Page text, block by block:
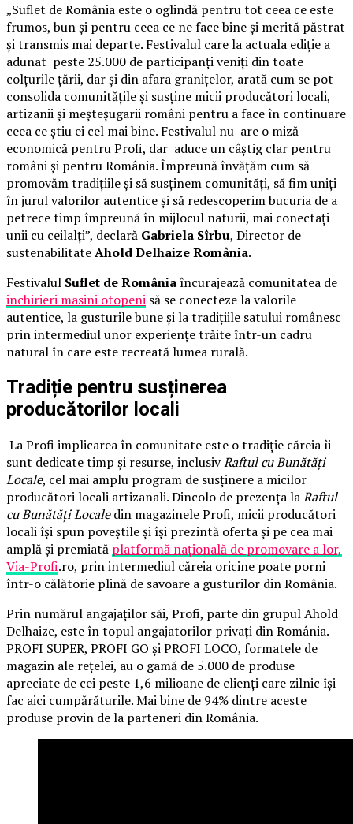
„Suflet de România este o oglindă pentru tot ceea ce este
frumos, bun și pentru ceea ce ne face bine și merită păstrat
și transmis mai departe. Festivalul care la actuala ediție a
adunat peste 25.000 de participanți veniți din toate
colțurile țării, dar și din afara granițelor, arată cum se pot
consolida comunitățile și susține micii producători locali,
artizanii și meșteșugarii români pentru a face în continuare
ceea ce știu ei cel mai bine. Festivalul nu are o miză
economică pentru Profi, dar aduce un câștig clar pentru
români și pentru România. Împreună învățăm cum să
promovăm tradițiile și să susținem comunități, să fim uniți
în jurul valorilor autentice și să redescoperim bucuria de a
petrece timp împreună în mijlocul naturii, mai conectați
unii cu ceilalți”, declară Gabriela Sîrbu, Director de
sustenabilitateAhold Delhaize România.
Festivalul Suflet de Româniaîncurajează comunitatea de
inchirieri masini otopeni să se conecteze la valorile
autentice, la gusturile bune și la tradițiile satului românesc
prin intermediul unor experiențe trăite într-un cadru
natural în care este recreată lumea rurală.
Tradiție pentru susținerea
producătorilor locali
La Profi implicarea în comunitate este o tradiție căreia îi
sunt dedicate timp și resurse, inclusivRaftul cu Bunătăți
Locale, cel mai amplu program de susținere a micilor
producători locali artizanali. Dincolo de prezența laRaftul
cu Bunătăți Localedin magazinele Profi, micii producători
locali își spun poveștile și își prezintă oferta și pe cea mai
amplă și premiată platformă națională de promovare a lor,
Via-Profi.ro, prin intermediul căreia oricine poate porni
într-o călătorie plină de savoare a gusturilor din România.
Prin numărul angajaților săi, Profi, parte din grupul Ahold
Delhaize, este în topul angajatorilor privați din România.
PROFI SUPER, PROFI GO și PROFI LOCO, formatele de
magazin ale rețelei, au o gamă de 5.000 de produse
apreciate de cei peste 1,6 milioane de clienți care zilnic își
fac aici cumpărăturile. Mai bine de 94% dintre aceste
produse provin de la parteneri din România.